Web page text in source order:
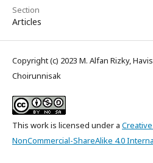
Section
Articles
Copyright (c) 2023 M. Alfan Rizky,
Choirunnisak
This work is licensed under a
NonCommercial-ShareAlike 4.0